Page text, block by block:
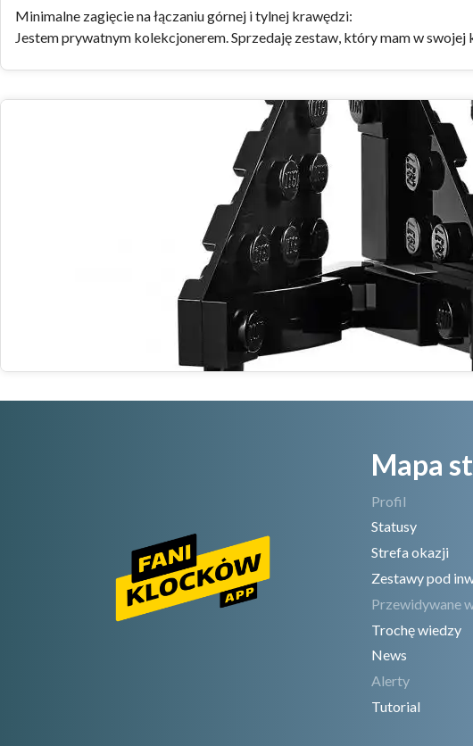
Minimalne zagięcie na łączaniu górnej i tylnej krawędzi:
Jestem prywatnym kolekcjonerem. Sprzedaję zestaw, który mam w swojej
Mapa
Profil
Statusy
Strefa okazji
Zestawy pod
Przewidywane
Trochę wiedzy
News
Alerty
Tutorial